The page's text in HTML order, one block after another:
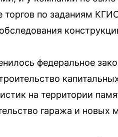
торгов по заданиям
федеральное
на территории
гаража и новых